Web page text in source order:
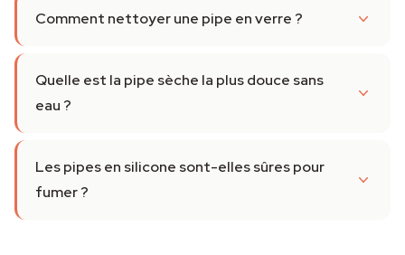
Comment nettoyer une pipe en verre ?
Quelle est la pipe sèche la plus douce sans
eau ?
Les pipes en silicone sont-elles sûres pour
fumer ?